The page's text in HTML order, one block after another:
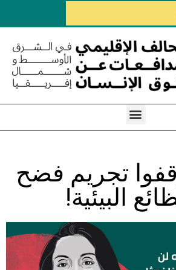
تجريم فضح
البيئية!